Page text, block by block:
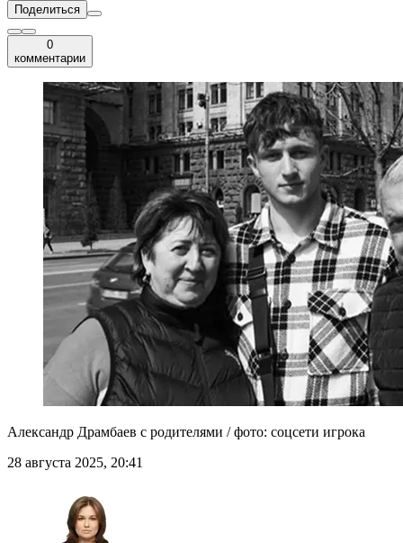
Поделиться
0
комментарии
Александр Драмбаев с родителями / фото: соцсети игрока
28 августа 2025, 20:41